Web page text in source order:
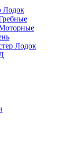
Лодок
Лодок